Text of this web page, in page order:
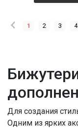
1 2 3 4
Для создания
Одним из ярких